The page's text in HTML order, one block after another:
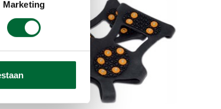
Marketing